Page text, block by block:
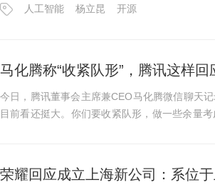
人工智能
杨立昆 开源
马化腾称“收紧队形”，腾讯这样回
今日，腾讯董事会主席兼CEO马化腾微信聊天
目前看还挺大。你们要收紧队形，做一些余量
荣耀回应成立上海新公司：系位